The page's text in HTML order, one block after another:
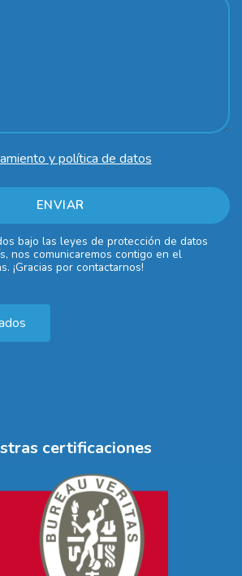
y política de datos
bajo las leyes de protección de datos
nos comunicaremos contigo en el
¡Gracias por contactarnos!
certificaciones